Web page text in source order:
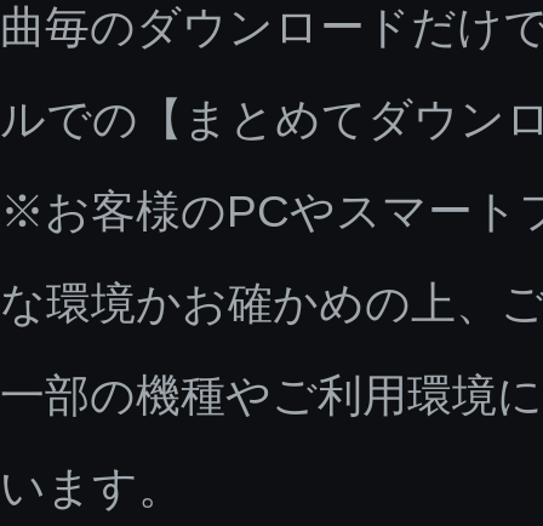
曲毎のダウンロードだけ
ルでの【まとめてダウン
※お客様のPCやスマート
な環境かお確かめの上、
一部の機種やご利用環境
います。